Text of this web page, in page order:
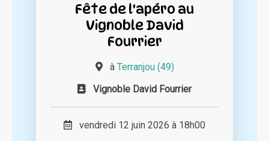
Fête de l'apéro au
Vignoble David
Fourrier
à Terranjou (49)
Vignoble David Fourrier
vendredi 12 juin 2026 à 18h00